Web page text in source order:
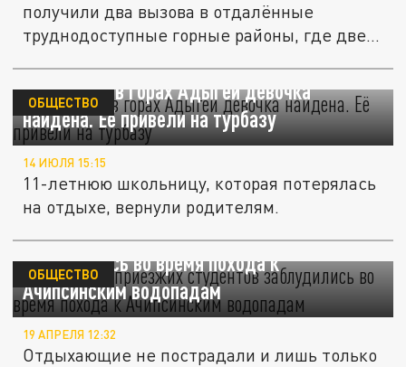
получили два вызова в отдалённые
труднодоступные горные районы, где две
Пропавшая в горах Адыгеи девочка
найдена. Её привели на турбазу
ОБЩЕСТВО
14 ИЮЛЯ 15:15
11-летнюю школьницу, которая потерялась
на отдыхе, вернули родителям.
В Сочи трое приезжих студентов
заблудились во время похода к
Ачипсинским водопадам
ОБЩЕСТВО
19 АПРЕЛЯ 12:32
Отдыхающие не пострадали и лишь только